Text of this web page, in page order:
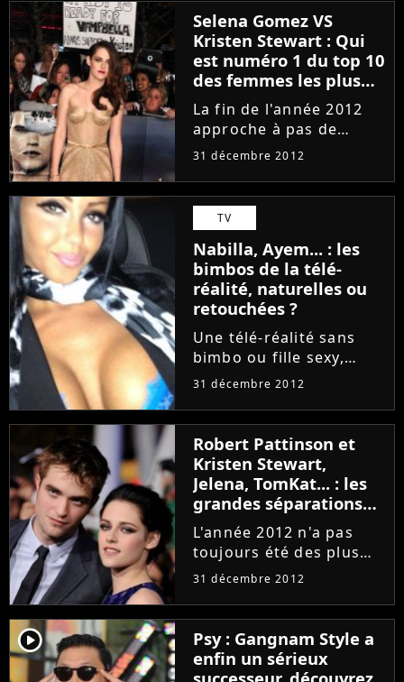
Focus. Pourtant, tout
est maintenant annulé
puisque le mari de
Jennifer Garner...
Selena Gomez VS
Kristen Stewart : Qui
est numéro 1 du top 10
des femmes les plus
stylée de 2012 ?
La fin de l'année 2012
approche à pas de
géant. Du coup, il est
en vous proposant de
découvrir le top 10 des
femmes les plus stylées
de l'année. Inutile de...
31 décembre 2012
TV
Nabilla, Ayem... : les
bimbos de la télé-
réalité, naturelles ou
retouchées ?
Une télé-réalité sans
bimbo ou fille sexy,
c'est un peu comme du
bonbons sans sucre !
Du coup, que ce soit
dans les Anges de la
télé-réalité 4, dans
Secret Story...
31 décembre 2012
Robert Pattinson et
Kristen Stewart,
Jelena, TomKat... : les
grandes séparations
de 2012
L'année 2012 n'a pas
toujours été des plus
joyeuses pour les
Pattinson et Kristen
Stewart briévement
séparés à cause de
l'"affaire" Rupert
31 décembre 2012
player2
Psy : Gangnam Style a
enfin un sérieux